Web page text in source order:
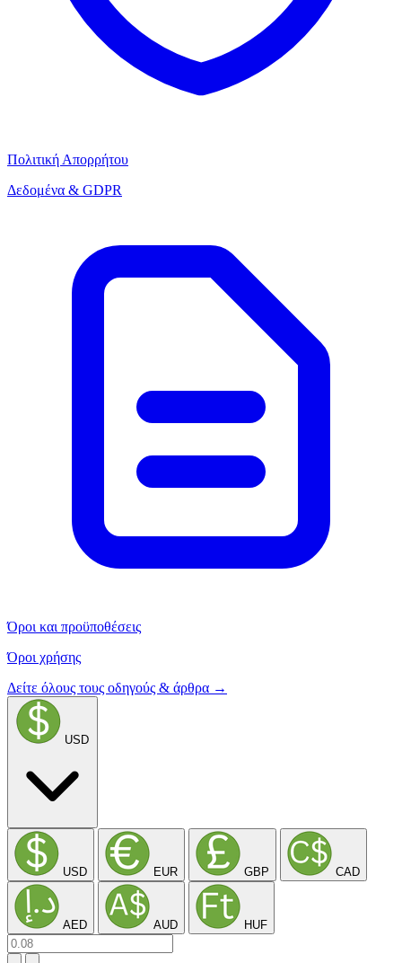
Πολιτική Απορρήτου
Δεδομένα & GDPR
Όροι και προϋποθέσεις
Όροι χρήσης
Δείτε όλους τους οδηγούς & άρθρα →
USD
USD EUR GBP CAD
AED AUD HUF